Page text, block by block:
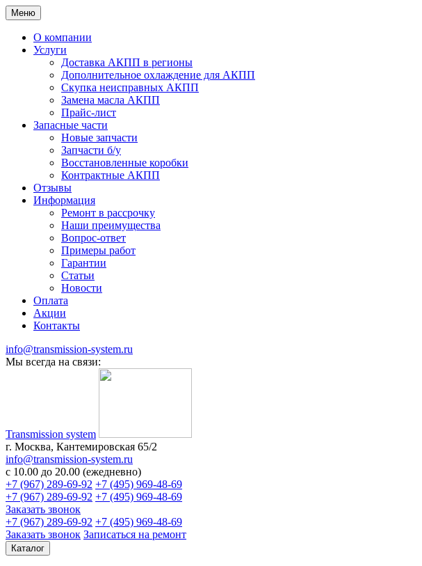
Меню
О компании
Услуги
Доставка АКПП в регионы
Дополнительное охлаждение для АКПП
Скупка неисправных АКПП
Замена масла АКПП
Прайс-лист
Запасные части
Новые запчасти
Запчасти б/у
Восстановленные коробки
Контрактные АКПП
Отзывы
Информация
Ремонт в рассрочку
Наши преимущества
Вопрос-ответ
Примеры работ
Гарантии
Статьи
Новости
Оплата
Акции
Контакты
info@transmission-system.ru
Мы всегда на связи:
Transmission system
г. Москва, Кантемировская 65/2
info@transmission-system.ru
с 10.00 до 20.00 (ежедневно)
+7 (967) 289-69-92 +7 (495) 969-48-69
+7 (967) 289-69-92 +7 (495) 969-48-69
Заказать звонок
+7 (967) 289-69-92 +7 (495) 969-48-69
Заказать звонок Записаться на ремонт
Каталог